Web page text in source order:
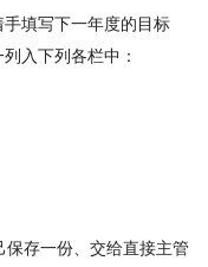
填写下一年度的目标
入下列各栏中：
存一份、交给直接主管